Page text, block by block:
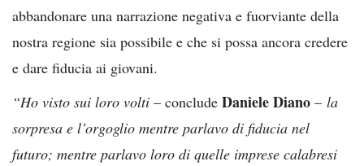
abbandonare una narrazione negativa e fuorviante della
nostra regione sia possibile e che si possa ancora credere
e dare fiducia ai giovani.
“Ho visto sui loro volti – conclude Daniele Diano – la
sorpresa e l’orgoglio mentre parlavo di fiducia nel
futuro; mentre parlavo loro di quelle imprese calabresi